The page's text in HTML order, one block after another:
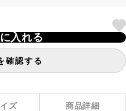
入れる
確認する
ズ 商品詳細